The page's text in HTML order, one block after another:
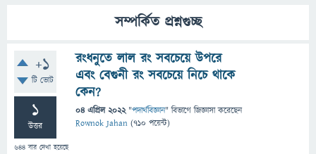
সম্পর্কিত প্রশ্নগুচ্ছ
+1
টি ভোট
1
উত্তর
644 বার দেখা হয়েছে
রংধনুতে লাল রং সবচেয়ে উপরে
এবং বেগুনী রং সবচেয়ে নিচে থাকে
কেন?
04 এপ্রিল 2022 "পদার্থবিজ্ঞান" বিভাগে জিজ্ঞাসাকরেছেন
Rownok Jahan (710 পয়েন্ট)